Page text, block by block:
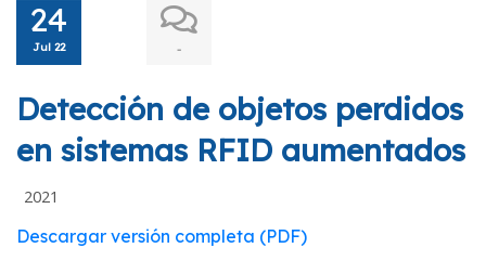
24
Jul 22 -
Detección de objetos perdidos
en sistemas RFID aumentados
2021
Descargar versión completa (PDF)